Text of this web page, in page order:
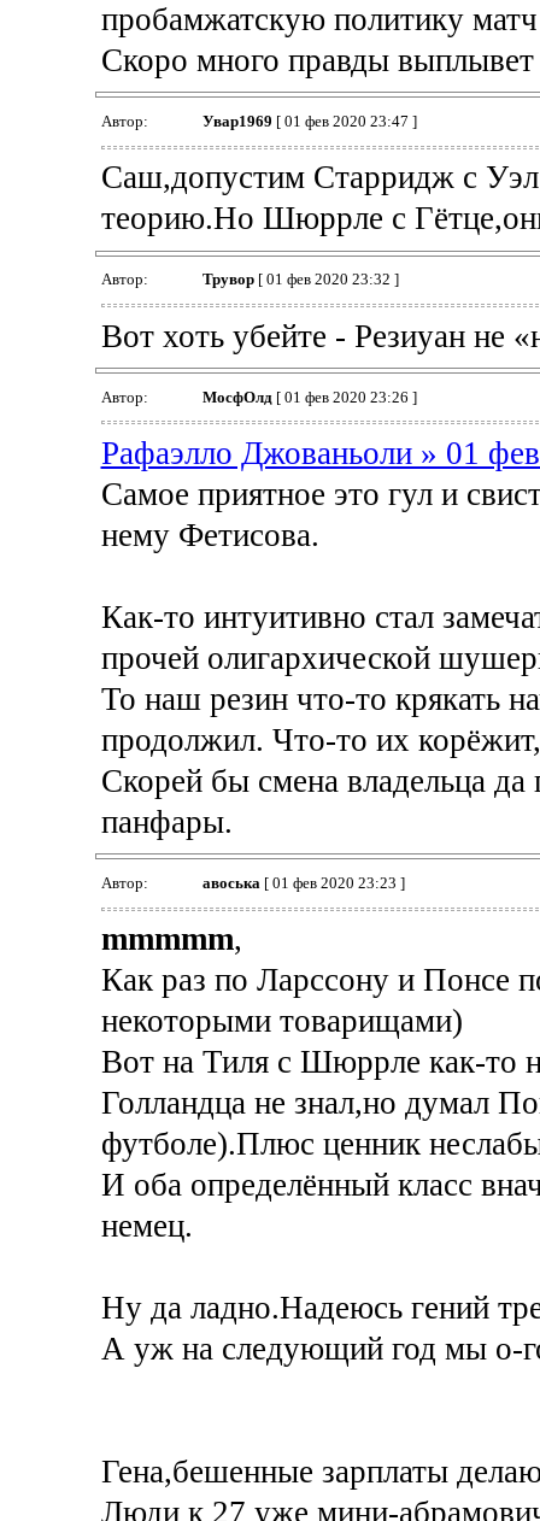
пробамжатскую политику
Скоро много правды
Автор: Увар1969 [ 01 фев 2020 23:47 ]
Саш,допустим Старридж с
теорию.Но Шюррле с
Автор: Трувор[ 01 фев 2020 23:32 ]
Вот хоть убейте - Резиуан не
Автор: МосфОлд[ 01 фев 2020 23:26 ]
Рафаэлло Джованьоли » 01
Самое приятное это гул и
нему Фетисова.
Как-то интуитивно стал
прочей олигархической
То наш резин что-то крякать
продолжил. Что-то их
Скорей бы смена владельца да
панфары.
Автор: авоська[ 01 фев 2020 23:23 ]
mmmmm,
Как раз по Ларссону и Понсе
некоторыми товарищами)
Вот на Тиля с Шюррле как-то
Голландца не знал,но думал
футболе).Плюс ценник
И оба определённый класс
немец.
Ну да ладно.Надеюсь гений
А уж на следующий год мы о-
Гена,бешенные зарплаты
Люди к 27 уже мини-